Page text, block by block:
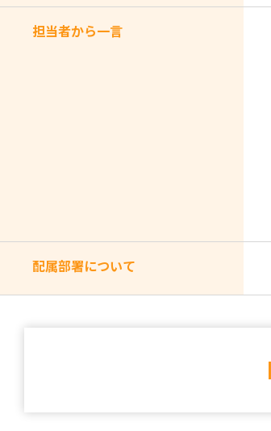
担当者から一言
配属部署について